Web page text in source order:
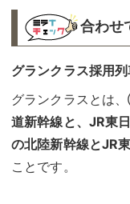
合わせ
グランクラス採用
グランクラスとは
道新幹線と、JR東
の北陸新幹線とJR
ことです。